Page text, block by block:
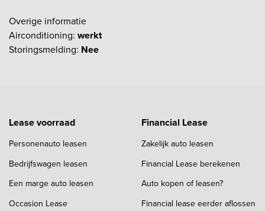
Overige informatie
Airconditioning: werkt
Storingsmelding: Nee
Lease voorraad
Personenauto leasen
Bedrijfswagen leasen
Een marge auto leasen
Occasion Lease
Financial Lease
Zakelijk auto leasen
Financial Lease berekenen
Auto kopen of leasen?
Financial lease eerder aflossen